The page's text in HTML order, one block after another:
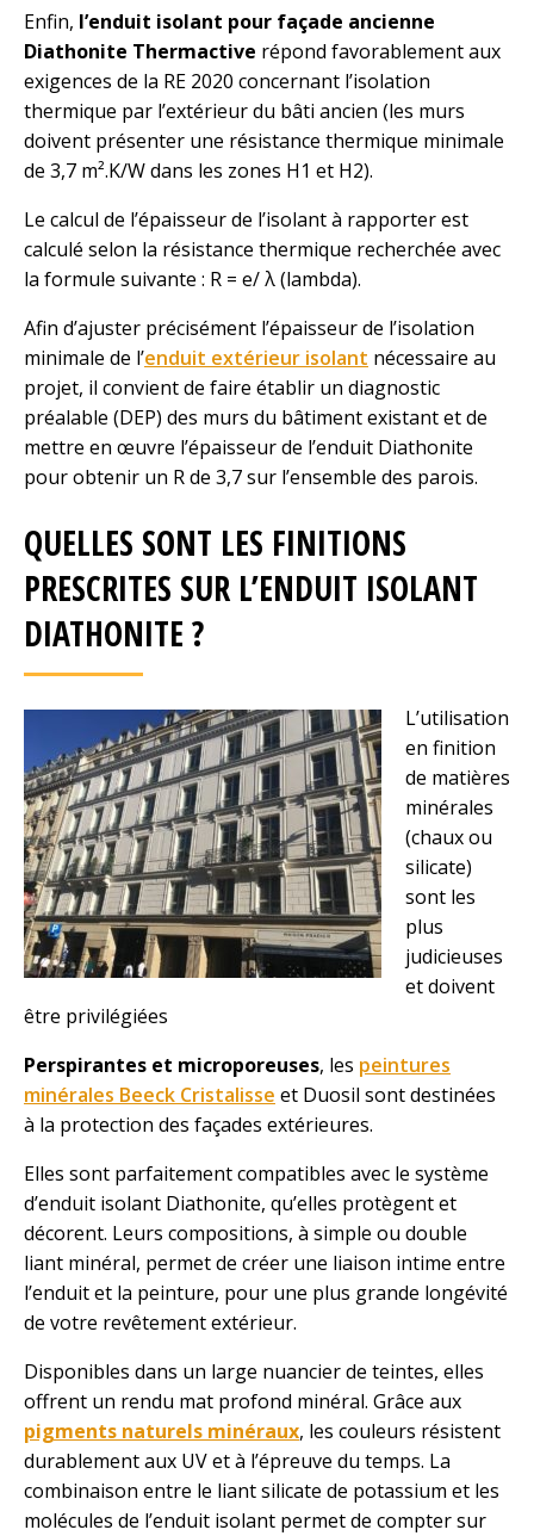
Enfin, l’enduit isolant pour façade ancienne
Diathonite Thermactive répond favorablement aux
exigences de la RE 2020 concernant l’isolation
thermique par l’extérieur du bâti ancien (les murs
doivent présenter une résistance thermique minimale
de 3,7 m².K/W dans les zones H1 et H2).
Le calcul de l’épaisseur de l’isolant à rapporter est
calculé selon la résistance thermique recherchée avec
la formule suivante : R = e/ λ (lambda).
Afin d’ajuster précisément l’épaisseur de l’isolation
minimale de l’enduit extérieur isolant nécessaire au
projet, il convient de faire établir un diagnostic
préalable (DEP) des murs du bâtiment existant et de
mettre en œuvre l’épaisseur de l’enduit Diathonite
pour obtenir un R de 3,7 sur l’ensemble des parois.
QUELLES SONT LES FINITIONS
PRESCRITES SUR L’ENDUIT ISOLANT
DIATHONITE ?
L’utilisation
en finition
de matières
minérales
(chaux ou
silicate)
sont les
plus
judicieuses
et doivent
être privilégiées
Perspirantes et microporeuses, les peintures
minérales Beeck Cristalisse et Duosil sont destinées
à la protection des façades extérieures.
Elles sont parfaitement compatibles avec le système
d’enduit isolant Diathonite, qu’elles protègent et
décorent. Leurs compositions, à simple ou double
liant minéral, permet de créer une liaison intime entre
l’enduit et la peinture, pour une plus grande longévité
de votre revêtement extérieur.
Disponibles dans un large nuancier de teintes, elles
offrent un rendu mat profond minéral. Grâce aux
pigments naturels minéraux, les couleurs résistent
durablement aux UV et à l’épreuve du temps. La
combinaison entre le liant silicate de potassium et les
molécules de l’enduit isolant permet de compter sur